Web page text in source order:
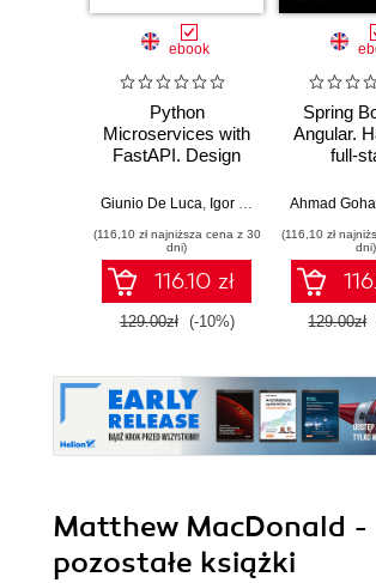
ebook
Python
Microservices with
FastAPI. Design
AI-enabled
Python
Giunio De Luca, Igor Benav
(116,10 zł najniższa cena z 30
dni)
116.10 zł
129.00zł (-10%)
Spring
Angular.
full-
Java,
Second
Ahmad
(116,10 zł
dni)
129.00zł
Matthew MacDonald -
pozostałe książki